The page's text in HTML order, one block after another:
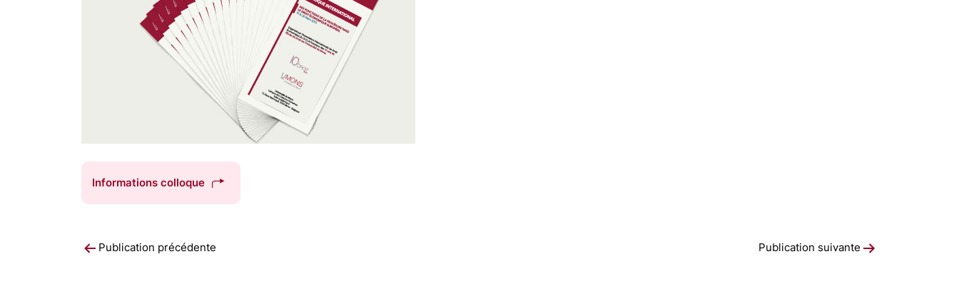
Informations colloque
Navigation
Publication précédente Publication suivante